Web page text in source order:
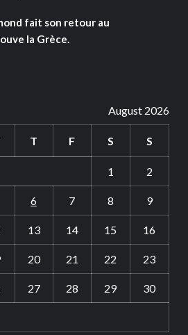
fait son retour au
la Grèce.
August 2026
T F S S
1 2
6 7 8 9
13 14 15 16
20 21 22 23
27 28 29 30